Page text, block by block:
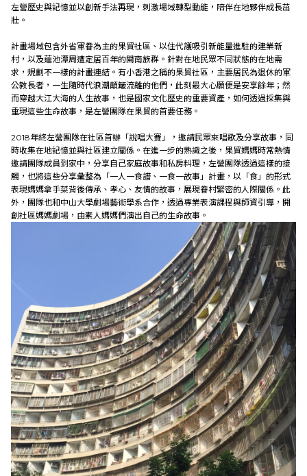
左營歷史與記憶並以創新手法再現，刺激場域轉型動能，陪伴在地夥伴成長茁
壯 。
計畫場域包含外省軍眷為主的果貿社區、以住代護吸引新能量進駐的建業新
村，以及蓮池潭周遭定居百年的閩南族群。針對在地民眾不同狀態的在地需
求，規劃不一樣的計畫連結。有小香港之稱的果貿社區，主要居民為退休的軍
公教長者，一生隨時代浪潮顛簸流離的他們，此刻最大心願便是安享餘年；然
而穿越大江大海的人生故事，也是國家文化歷史的重要資產，如何透過採集與
重現這些生命故事，是左營團隊在果貿的首要任務。
2018年終左營團隊在社區首辦「說唱大賽」，邀請民眾來唱歌及分享故事，同
時收集在地記憶並與社區建立關係。在進一步的熟識之後，果貿媽媽時常熱情
邀請團隊成員到家中，分享自己家庭故事和私房料理，左營團隊透過這樣的接
觸，也將這些分享彙整為「一人一食譜、一食一故事」計畫，以「食」的形式
表現媽媽拿手菜背後傳承、孝心、友情的故事，展現眷村緊密的人際關係。此
外，團隊也和中山大學劇場藝術學系合作，透過專業表演課程與師資引導，開
創社區媽媽劇場，由素人媽媽們演出自己的生命故事。